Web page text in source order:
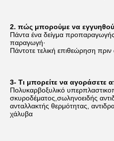
2. πώς μπορούμε να
Πάντα ένα δείγμα
παραγωγή·
Πάντοτε τελική επιθεώρηση
3- Τι μπορείτε να αγοράσετε
Πολυκαρβοξυλικό
σκυροδέματος,σωληνοειδής
ανταλλακτής θερμότητας,
χάλυβα